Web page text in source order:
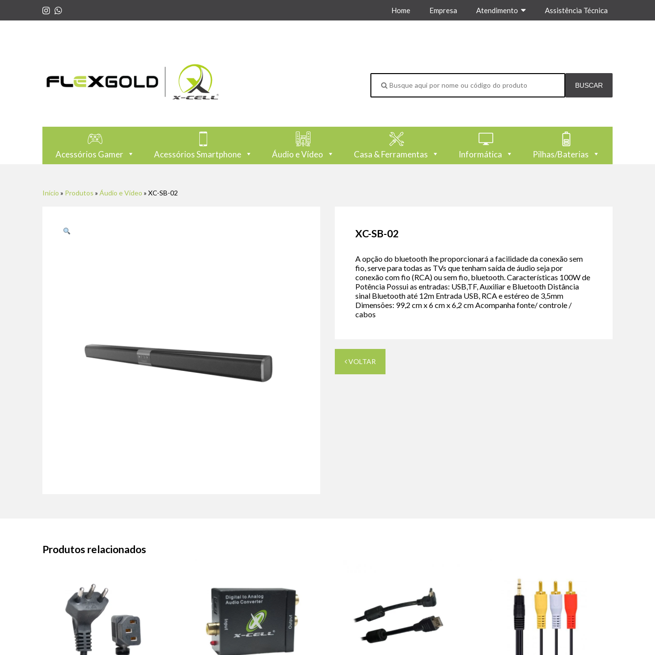
Home Empresa Atendimento Assistência Técnica
Acessórios Gamer Acessórios Smartphone Áudio e Vídeo Casa & Ferramentas Informática Pilhas/Baterias
Início » Produtos » Áudio e Vídeo » XC-SB-02
XC-SB-02
A opção do bluetooth lhe proporcionará a facilidade da conexão sem
fio, serve para todas as TVs que tenham saída de áudio seja por
conexão com fio (RCA) ou sem fio, bluetooth. Características 100W de
Potência Possui as entradas: USB,TF, Auxiliar e Bluetooth Distância
sinal Bluetooth até 12m Entrada USB, RCA e estéreo de 3,5mm
Dimensões: 99,2 cm x 6 cm x 6,2 cm Acompanha fonte/ controle /
cabos
VOLTAR
Produtos relacionados